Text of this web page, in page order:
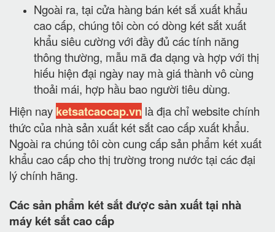
Ngoài ra, tại cửa hàng bán két sắ xuất khẩu
cao cấp, chúng tôi còn có dòng két sắt xuất
khẩu siêu cường với đầy đủ các tính năng
thông thường, mẫu mã đa dạng và hợp với thị
hiếu hiện đại ngày nay mà giá thành vô cùng
thoải mái, hợp hầu bao người tiêu dùng.
Hiện nay ketsatcaocap.vn là địa chỉ website chính
thức của nhà sản xuất két sắt cao cấp xuất khẩu.
Ngoài ra chúng tôi còn cung cấp sản phẩm két xuất
khẩu cao cấp cho thị trường trong nước tại các đại
lý chính hãng.
Các sản phẩm két sắt được sản xuất tại nhà
máy két sắt cao cấp